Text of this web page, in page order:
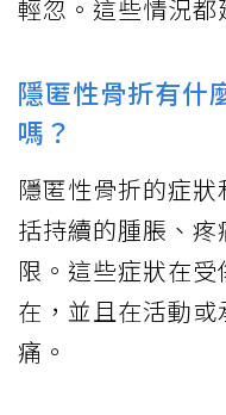
輕忽。這些情況都
隱匿性骨折有什
嗎？
隱匿性骨折的症
括持續的腫脹、
限。這些症狀在
在，並且在活動
痛。